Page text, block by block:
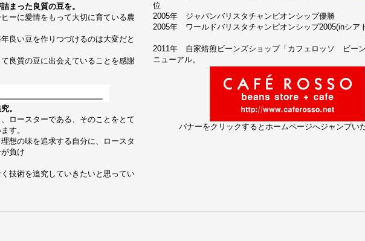
まった良質の豆を。
ーに愛情をもって大切に育ている農
良い豆を作りつづけるのは大変だと
良質の豆に出会えていることを感謝
。
ロースターである、そのことをとて
す。
想の味を追求する自分に、ロースタ
負け
技術を追究していきたいと思ってい
位
2005年 ジャパンバリスタチャンピオンシップ優勝
2005年 ワールドバリスタチャンピオンシップ2005(inシア
2011年 自家焙煎ビーンズショップ「カフェロッソ ビー
ニューアル。
バナーをクリックするとホームページへジャンプい